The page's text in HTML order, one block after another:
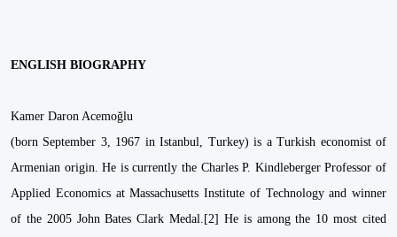
ENGLISH BIOGRAPHY
Kamer Daron Acemoğlu
(born September 3, 1967 in Istanbul, Turkey) is a Turkish economist of
Armenian origin. He is currently the Charles P. Kindleberger Professor of
Applied Economics at Massachusetts Institute of Technology and winner
of the 2005 John Bates Clark Medal.[2] He is among the 10 most cited